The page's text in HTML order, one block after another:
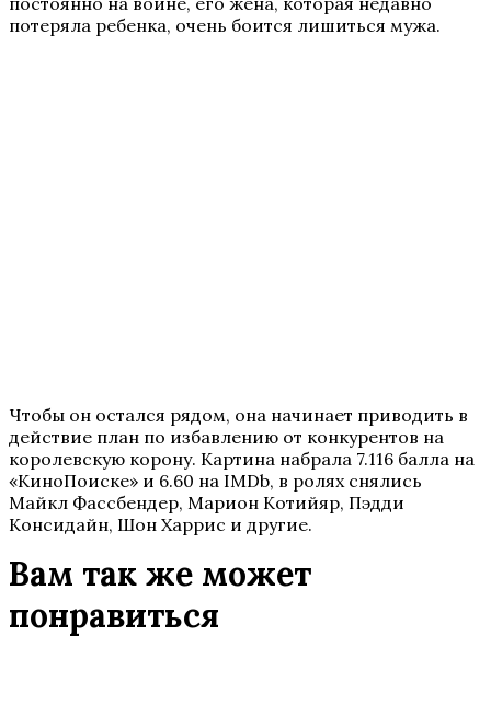
потеряла ребенка, очень боится лишиться мужа.
Чтобы он остался рядом, она начинает приводить в
действие план по избавлению от конкурентов на
королевскую корону. Картина набрала 7.116 балла на
«КиноПоиске» и 6.60 на IMDb, в ролях снялись
Майкл Фассбендер, Марион Котийяр, Пэдди
Консидайн, Шон Харрис и другие.
Вам так же может
понравиться